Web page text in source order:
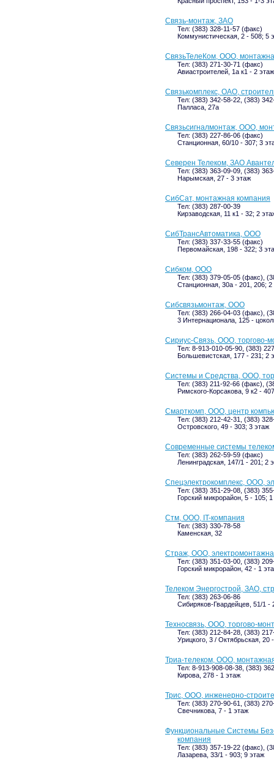
Связь-монтаж, ЗАО
Тел: (383) 328-11-57 (факс)
Коммунистическая, 2 - 508; 5
СвязьТелеКом, ООО,
Тел: (383) 271-30-71 (факс)
Авиастроителей, 1а к1 - 2 этаж
Связькомплекс, ОАО,
Тел: (383) 342-58-22, (383)
Палласа, 27а
Связьсигналмонтаж, ООО,
Тел: (383) 227-86-06 (факс)
Станционная, 60/10 - 307; 3
Северен Телеком, ЗАО
Тел: (383) 363-09-09, (383)
Нарымская, 27 - 3 этаж
СибСат, монтажная компания
Тел: (383) 287-00-39
Кирзаводская, 11 к1 - 32; 2
СибТрансАвтоматика, ООО
Тел: (383) 337-33-55 (факс)
Первомайская, 198 - 322; 3
Сибком, ООО
Тел: (383) 379-05-05 (факс),
Станционная, 30а - 201, 206; 2
Сибсвязьмонтаж, ООО
Тел: (383) 266-04-03 (факс),
3 Интернационала, 125 -
Сириус-Связь, ООО, торгово-
Тел: 8-913-010-05-90, (383)
Большевистская, 177 - 231; 2
Системы и Средства, ООО,
Тел: (383) 211-92-66 (факс),
Римского-Корсакова, 9 к2 -
Смарткомп, ООО, центр
Тел: (383) 212-42-31, (383)
Островского, 49 - 303; 3 этаж
Современные системы
Тел: (383) 262-59-59 (факс)
Ленинградская, 147/1 - 201; 2
Спецэлектрокомплекс, ООО,
Тел: (383) 351-29-08, (383)
Горский микрорайон, 5 - 105;
Стм, ООО, IT-компания
Тел: (383) 330-78-58
Каменская, 32
Страж, ООО,
Тел: (383) 351-03-00, (383)
Горский микрорайон, 42 - 1
Телеком Энергострой, ЗАО,
Тел: (383) 263-06-86
Сибиряков-Гвардейцев, 51/1 -
Техносвязь, ООО, торгово-
Тел: (383) 212-84-28, (383)
Урицкого, 3 / Октябрьская, 20
Триа-телеком, ООО,
Тел: 8-913-908-08-38, (383)
Кирова, 278 - 1 этаж
Трис, ООО, инженерно-
Тел: (383) 270-90-61, (383)
Свечникова, 7 - 1 этаж
Функциональные Системы
компания
Тел: (383) 357-19-22 (факс),
Лазарева, 33/1 - 903; 9 этаж